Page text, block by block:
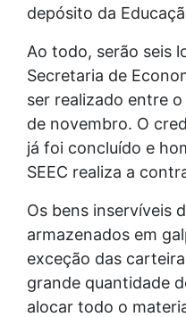
depósito da
Ao todo, serão seis
Secretaria de
ser realizado entre
de novembro. O
já foi concluído e
SEEC realiza a
Os bens inservíveis
armazenados em
exceção das
grande quantidade
alocar todo o